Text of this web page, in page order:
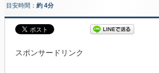
目安時間： 約 4分
スポンサードリンク